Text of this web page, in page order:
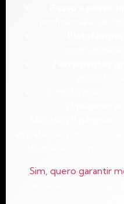
Sim, quero garantir